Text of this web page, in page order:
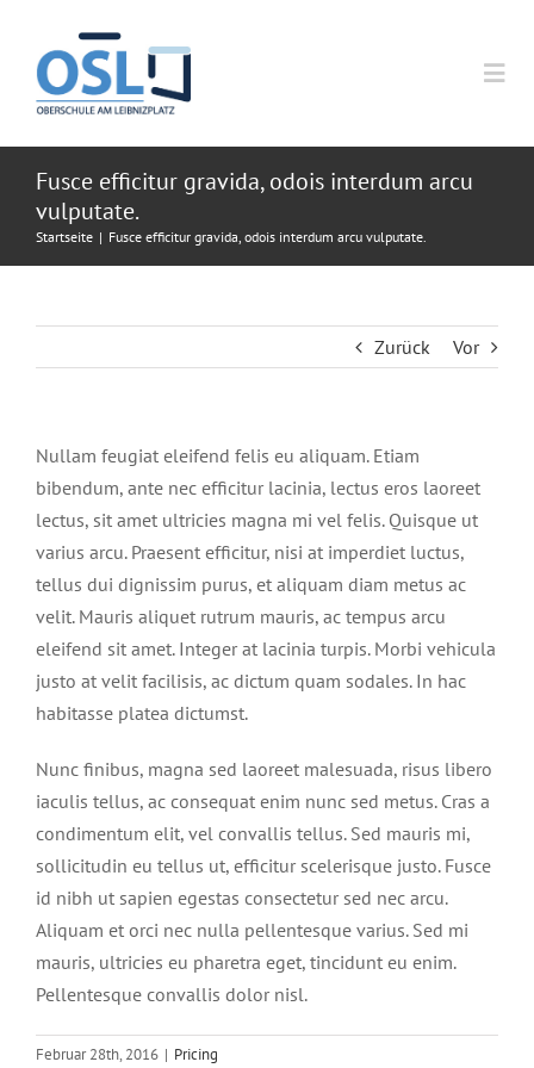
Inhalt
springen
HOME
OSL
UNSERE SCHULE
SEKRETARIAT
KOLLEGIUM
LAGEPLÄNE
DEPENDANCE ALPHABETISIERUNG
ARCHIV
SCHWERPUNKTE
KUNST
MUSIK
THEATER
NATURSPORTARTEN
GLOBALES LERNEN
BILDUNG NACHHALTIGE ENTWICKLUNG
SCHULPARTNERSCHAFT
ERASMUS+
ANWAHL DER OBERSTUFE – TERMINE
SEK I
JAHRGANG 5
JAHRGANG 6
JAHRGANG 7
JAHRGANG 8 (Pilotjahrgang)
JAHRGANG 9
JAHRGANG 10
SEK II
GYMNASIALE OBERSTUFE DER OSL
FACHUNTERRICHT IN DER OBERSTUFE
BIOLOGIE
DARSTELLENDES SPIEL
DEUTSCH
JAHRGANG 11 (E-PHASE)
JAHRGANG 12 (Q1)
JAHRGANG 13 (Q2)
AG ANGEBOT
ANSPRECHPARTNER
VERTRAUENSLEHRER
BERUFLICHE ORIENTIERUNG
SENIORPARTNER IN SCHOOL
ELTERN
LEITBILD
GANZTAG
ELTERNBEIRAT
ABWESENHEIT
ANSPRECHPARTNER
SCHULVEREIN
KONTAKT
KONTAKT
Fusce efficitur gravida, odois interdum arcu
vulputate.
Startseite | Fusce efficitur gravida, odois interdum arcu vulputate.
Zurück Vor
Nullam feugiat eleifend felis eu aliquam. Etiam
bibendum, ante nec efficitur lacinia, lectus eros laoreet
lectus, sit amet ultricies magna mi vel felis. Quisque ut
varius arcu. Praesent efficitur, nisi at imperdiet luctus,
tellus dui dignissim purus, et aliquam diam metus ac
velit. Mauris aliquet rutrum mauris, ac tempus arcu
eleifend sit amet. Integer at lacinia turpis. Morbi vehicula
justo at velit facilisis, ac dictum quam sodales. In hac
habitasse platea dictumst.
Nunc finibus, magna sed laoreet malesuada, risus libero
iaculis tellus, ac consequat enim nunc sed metus. Cras a
condimentum elit, vel convallis tellus. Sed mauris mi,
sollicitudin eu tellus ut, efficitur scelerisque justo. Fusce
id nibh ut sapien egestas consectetur sed nec arcu.
Aliquam et orci nec nulla pellentesque varius. Sed mi
mauris, ultricies eu pharetra eget, tincidunt eu enim.
Pellentesque convallis dolor nisl.
Februar 28th, 2016 | Pricing